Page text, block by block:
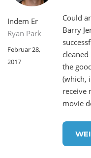
Indem Er
Ryan Park
Februar 28,
2017
Could
Barry
cleaned
the
(which,
receive
movie